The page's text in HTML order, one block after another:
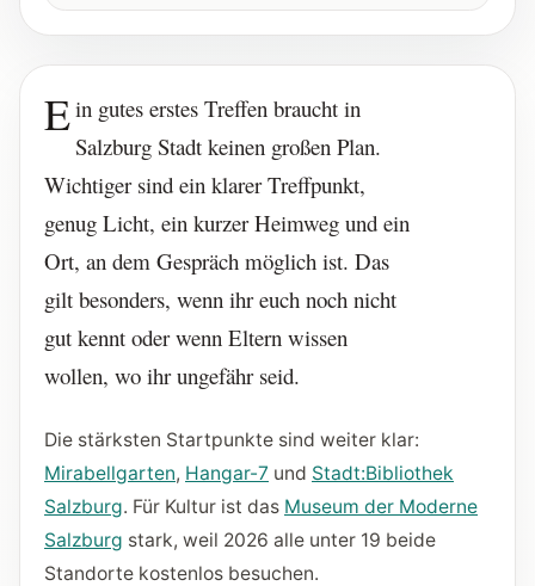
Ein gutes erstes Treffen braucht in
Salzburg Stadt keinen großen Plan.
Wichtiger sind ein klarer Treffpunkt,
genug Licht, ein kurzer Heimweg und ein
Ort, an dem Gespräch möglich ist. Das
gilt besonders, wenn ihr euch noch nicht
gut kennt oder wenn Eltern wissen
wollen, wo ihr ungefähr seid.
Die stärksten Startpunkte sind weiter klar:
Mirabellgarten, Hangar-7 und Stadt:Bibliothek
Salzburg. Für Kultur ist das Museum der Moderne
Salzburg stark, weil 2026 alle unter 19 beide
Standorte kostenlos besuchen.